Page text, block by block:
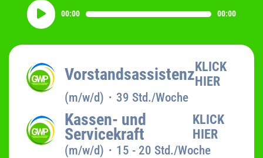
Audio-
Player
00:00 00:00
VorstandsassistenzKLICK
HIER
(m/w/d)・39 Std./Woche
Kassen- und
Servicekraft
KLICK
HIER
(m/w/d)・15 - 20 Std./Woche